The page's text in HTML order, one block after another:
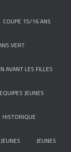
COUPE 15/16 ANS
VERT
AVANT LES FILLES
EQUIPES JEUNES
HISTORIQUE
JEUNES JEUNES